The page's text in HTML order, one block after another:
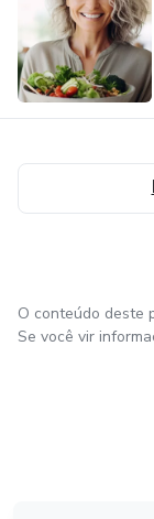
O conteúdo deste
Se você vir